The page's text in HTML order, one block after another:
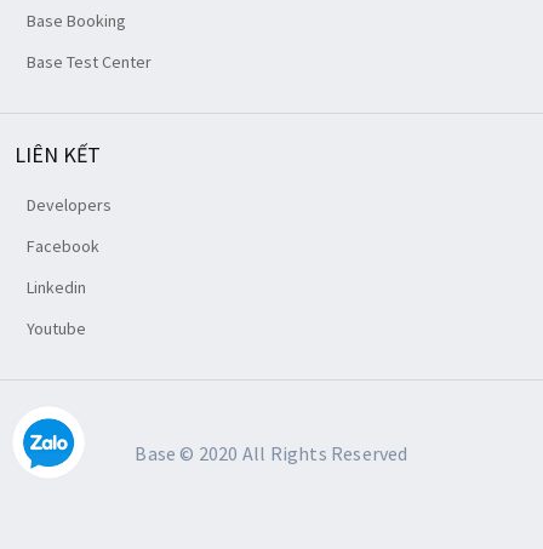
Base Booking
Base Test Center
LIÊN KẾT
Developers
Facebook
Linkedin
Youtube
Base © 2020 All Rights Reserved